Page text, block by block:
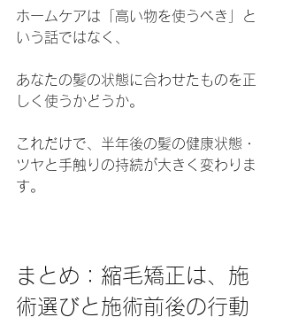
ホームケアは「高い物を使うべき」と
いう話ではなく、
あなたの髪の状態に合わせたものを正
しく使うかどうか。
これだけで、半年後の髪の健康状態・
ツヤと手触りの持続が大きく変わりま
す。
まとめ：縮毛矯正は、施
術選びと施術前後の行動